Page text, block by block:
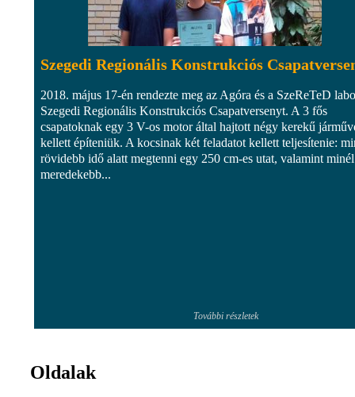
Szegedi Regionális Konstrukciós
2018. május 17-én rendezte meg az Agóra és a SzeReTeD
Szegedi Regionális Konstrukciós Csapatversenyt. A 3 fős
csapatoknak egy 3 V-os motor által hajtott négy kerekű
kellett építeniük. A kocsinak két feladatot kellett teljesítenie:
rövidebb idő alatt megtenni egy 250 cm-es utat, valamint minél
meredekebb...
További részletek
Oldalak